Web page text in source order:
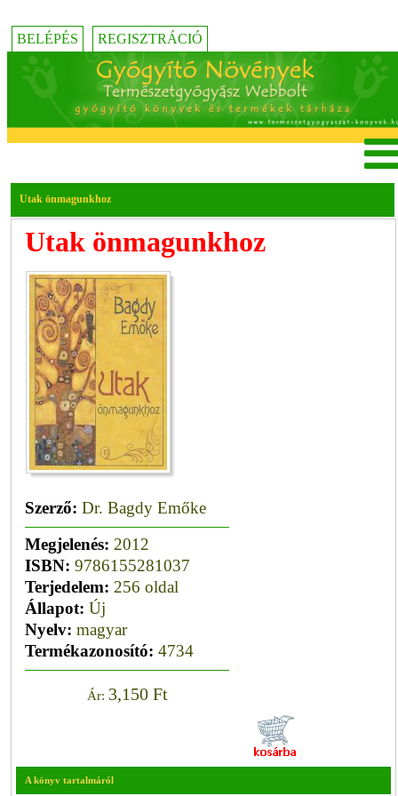
BELÉPÉS REGISZTRÁCIÓ
Utak önmagunkhoz
Utak önmagunkhoz
Szerző: Dr. Bagdy Emőke
Megjelenés: 2012
ISBN: 9786155281037
Terjedelem: 256 oldal
Állapot: Új
Nyelv: magyar
Termékazonosító: 4734
Ár: 3,150 Ft
A könyv tartalmáról